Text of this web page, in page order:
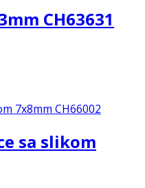
CH63631
sa slikom